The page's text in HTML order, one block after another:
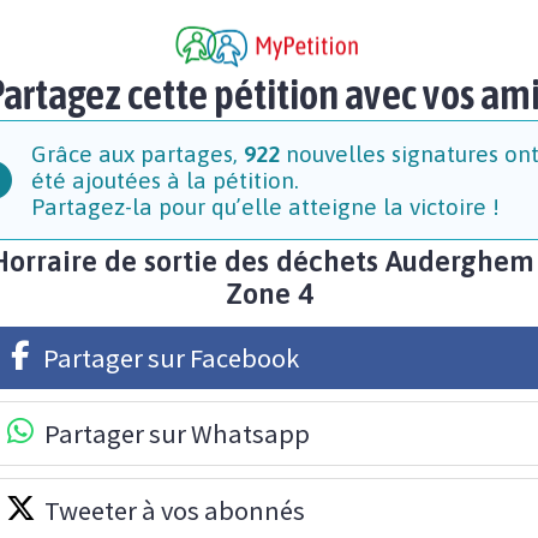
cette pétition avec vos
Grâce aux partages, 922nouvelles signatures ont
été ajoutées à la pétition.
Partagez-la pour qu’elle atteigne la victoire !
de sortie des déchets
Zone 4
Partager sur Facebook
Partager sur Whatsapp
Tweeter à vos abonnés